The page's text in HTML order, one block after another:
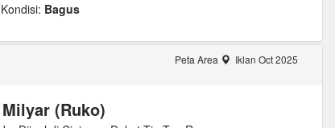
Kondisi: Bagus
Peta Area Iklan Oct 2025
(Ruko)